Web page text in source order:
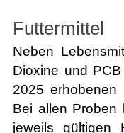
Futtermittel
Neben
Dioxine und
2025 erhobenen
Bei allen Proben
jeweils gültigen